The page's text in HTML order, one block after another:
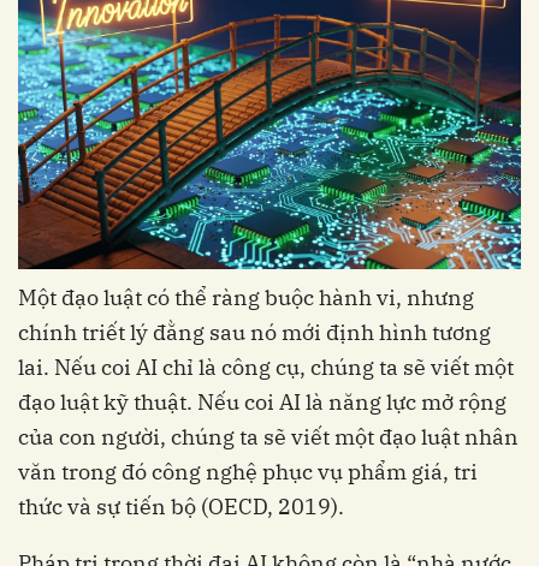
Một đạo luật có thể ràng buộc hành vi, nhưng
chính triết lý đằng sau nó mới định hình tương
lai. Nếu coi AI chỉ là công cụ, chúng ta sẽ viết một
đạo luật kỹ thuật. Nếu coi AI là năng lực mở rộng
của con người, chúng ta sẽ viết một đạo luật nhân
văn trong đó công nghệ phục vụ phẩm giá, tri
thức và sự tiến bộ (OECD, 2019).